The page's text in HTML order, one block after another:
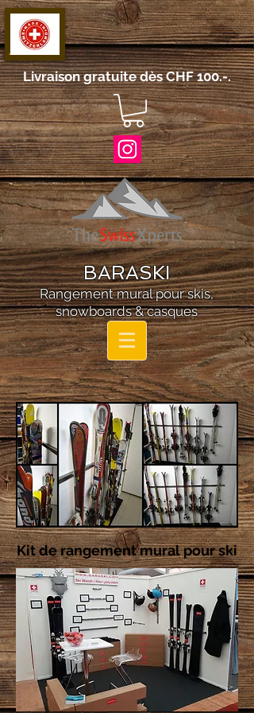
Livraison gratuite dès CHF 100.-.
BARASKI
Rangement mural pour skis,
snowboards & casques
Kit de rangement mural pour ski